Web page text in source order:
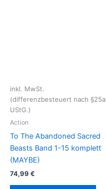
inkl. MwSt.
(differenzbesteuert nach §25a
UStG.)
Action
To The Abandoned Sacred
Beasts Band 1-15 komplett
(MAYBE)
74,99 €